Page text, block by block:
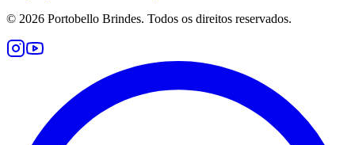
© 2026 Portobello Brindes. Todos os direitos reservados.